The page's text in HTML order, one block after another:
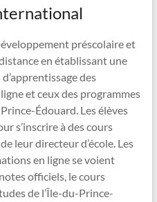
préscolaire et
en établissant une
des
et ceux des programmes
Édouard. Les élèves
s’inscrire à des cours
leur directeur d’école. Les
en ligne se voient
officiels, le cours
de l’Île-du-Prince-